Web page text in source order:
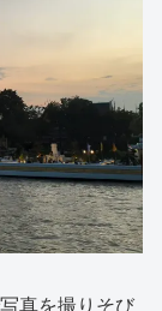
真を撮りそび